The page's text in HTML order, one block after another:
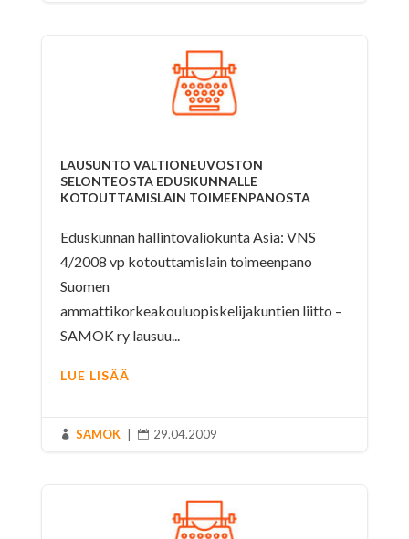
LAUSUNTO VALTIONEUVOSTON
SELONTEOSTA EDUSKUNNALLE
KOTOUTTAMISLAIN TOIMEENPANOSTA
Eduskunnan hallintovaliokunta Asia: VNS
4/2008 vp kotouttamislain toimeenpano
Suomen
ammattikorkeakouluopiskelijakuntien liitto –
SAMOK ry lausuu...
LUE LISÄÄ
 SAMOK  29.04.2009